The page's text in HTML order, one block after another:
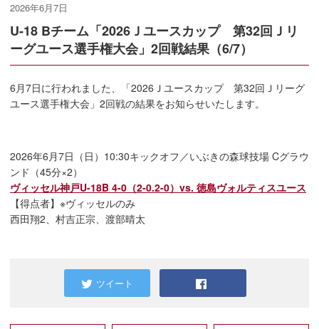
2026年6月7日
U-18 Bチーム「2026Ｊユースカップ 第32回Ｊリ
ーグユース選手権大会」2回戦結果（6/7）
6月7日に行われました、「2026Ｊユースカップ 第32回Ｊリーグ
ユース選手権大会」2回戦の結果をお知らせいたします。
2026年6月7日（日）10:30キックオフ／いぶきの森球技場 Cグラウ
ンド（45分×2）
ヴィッセル神戸U-18B 4-0（2-0.2-0）vs. 徳島ヴォルティスユース
【得点者】※ヴィッセルのみ
西田翔2、村吉正宗、渡部晴太
ツイート